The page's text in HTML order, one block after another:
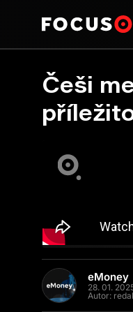
Češi
eMoney
28. 01.
Autor: